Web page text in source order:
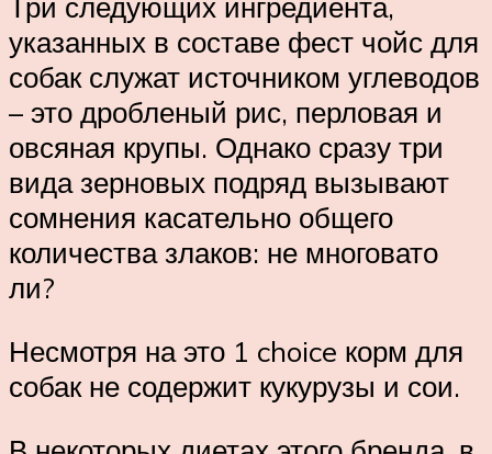
указанных в составе фест чойс для
собак служат источником углеводов
– это дробленый рис, перловая и
овсяная крупы. Однако сразу три
вида зерновых подряд вызывают
сомнения касательно общего
количества злаков: не многовато
ли?
Несмотря на это 1 choice корм для
собак не содержит кукурузы и сои.